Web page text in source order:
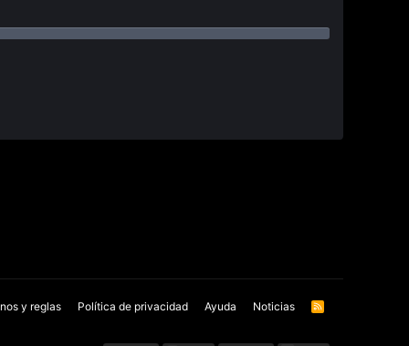
y reglas Política de privacidad Ayuda Noticias
R